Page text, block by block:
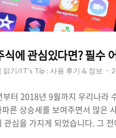
Navy 리뷰.
에 관심있다면? 필수
읽기/IT's Tip : 사용 후기 & 정보
터 2018년 9월까지 우리나라
른 상승세를 보여주면서 많은
관심을 가지게 되었습니다. 그 전